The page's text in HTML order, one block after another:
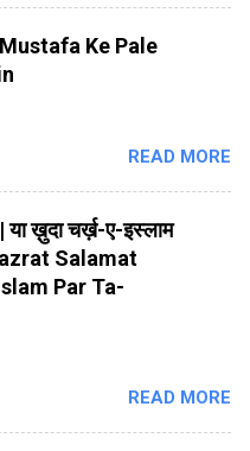
Mustafa Ke Pale
READ MORE
ख़ुदा चर्ख़-ए-इस्लाम
Salamat
Par Ta-
READ MORE